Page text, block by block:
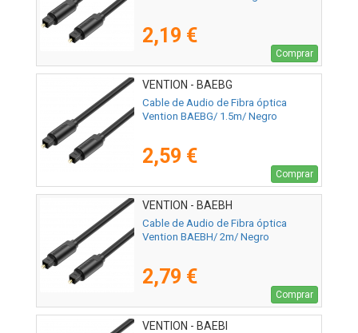
2,19 €
Comprar
VENTION - BAEBG
Cable de Audio de Fibra óptica
Vention BAEBG/ 1.5m/ Negro
2,59 €
Comprar
VENTION - BAEBH
Cable de Audio de Fibra óptica
Vention BAEBH/ 2m/ Negro
2,79 €
Comprar
VENTION - BAEBI